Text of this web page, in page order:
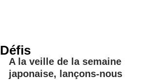
Défis
A la veille de la semaine
japonaise, lançons-nous